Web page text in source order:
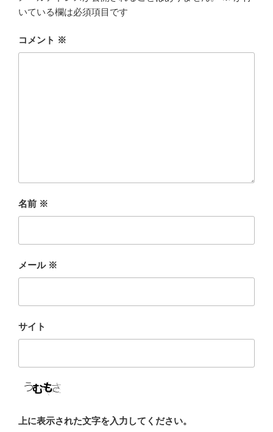
いている欄は必須項目です
コメント ※
名前 ※
メール ※
サイト
上に表示された文字を入力してください。